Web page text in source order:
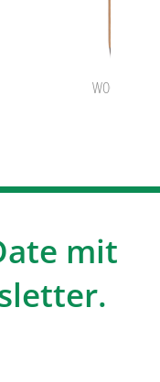
WOODY B
mit